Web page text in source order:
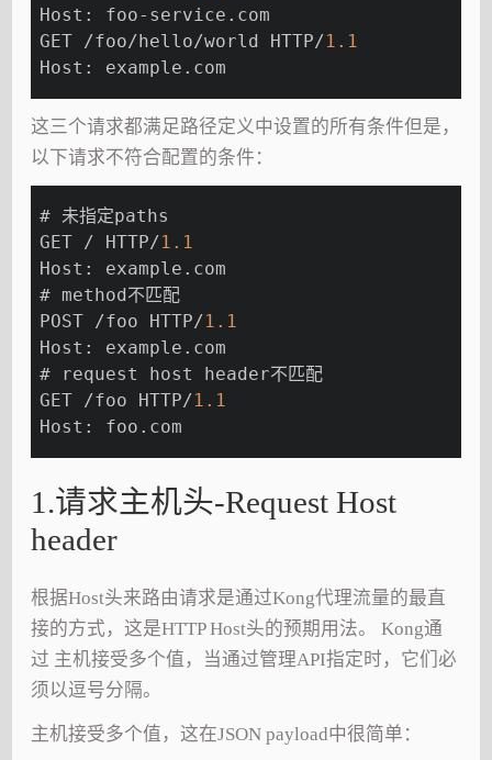
Host: foo-service.com
GET /foo/hello/world HTTP/1.1
Host: example.com
这三个请求都满足路径定义中设置的所有条件但是，
以下请求不符合配置的条件：
# 未指定paths
GET / HTTP/1.1
Host: example.com
# method不匹配
POST /foo HTTP/1.1
Host: example.com
# request host header不匹配
GET /foo HTTP/1.1
Host: foo.com
1.请求主机头-Request Host
header
根据Host头来路由请求是通过Kong代理流量的最直
接的方式，这是HTTP Host头的预期用法。 Kong通
过 主机接受多个值，当通过管理API指定时，它们必
须以逗号分隔。
主机接受多个值，这在JSON payload中很简单：